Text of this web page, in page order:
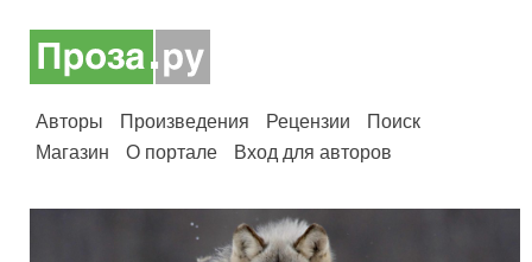
Авторы Произведения Рецензии
Поиск
Магазин
О портале Вход для авторов